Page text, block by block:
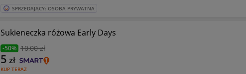
SPRZEDAJĄCY: OSOBA PRYWATNA
Sukieneczka różowa Early Days
-50% 10,00 zł
KUP TERAZ
5 zł